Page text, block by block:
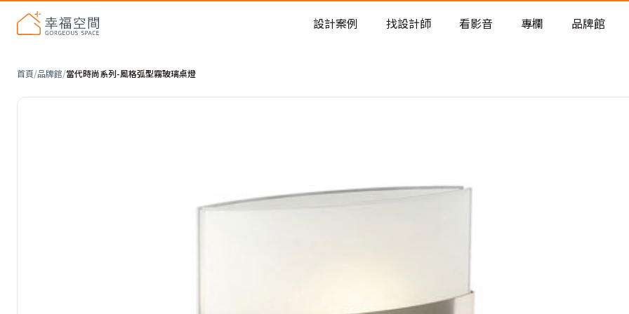
老屋預算分配與高 CP 值煥新術
設計案例 找設計師 看影音 專欄 品牌館
首頁/品牌館/當代時尚系列-風格弧型霧玻璃桌燈